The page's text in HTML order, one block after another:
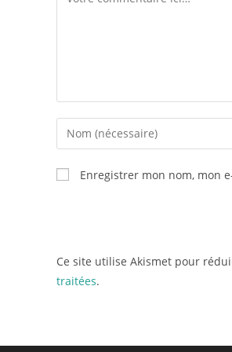
Enregistrer mon nom, mon
Ce site utilise Akismet pour
traitées.